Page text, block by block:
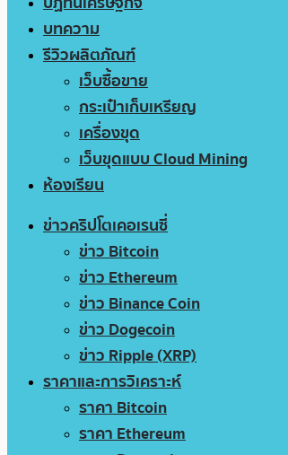
บทความ
รีวิวผลิตภัณฑ์
เว็บซื้อขาย
กระเป๋าเก็บเหรียญ
เครื่องขุด
เว็บขุดแบบ Cloud Mining
ห้องเรียน
ข่าวคริปโตเคอเรนซี่
ข่าว Bitcoin
ข่าว Ethereum
ข่าว Binance Coin
ข่าว Dogecoin
ข่าว Ripple (XRP)
ราคาและการวิเคราะห์
ราคา Bitcoin
ราคา Ethereum